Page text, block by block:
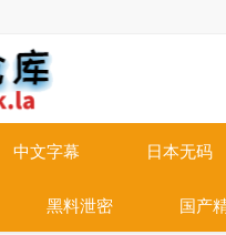
中文字幕 日本无码
黑料泄密 国产